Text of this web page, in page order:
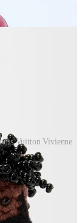
Vuitton Vivienne
per il
una capsule
, che hanno
in pelle,
anno lunare